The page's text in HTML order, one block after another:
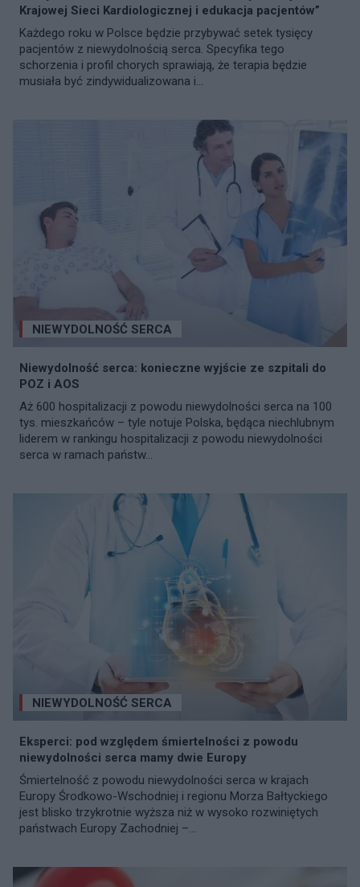
Krajowej Sieci Kardiologicznej i edukacja pacjentów”
Każdego roku w Polsce będzie przybywać setek tysięcy
pacjentów z niewydolnością serca. Specyfika tego
schorzenia i profil chorych sprawiają, że terapia będzie
musiała być zindywidualizowana i...
NIEWYDOLNOŚĆ SERCA
Niewydolność serca: konieczne wyjście ze szpitali do
POZ i AOS
Aż 600 hospitalizacji z powodu niewydolności serca na 100
tys. mieszkańców – tyle notuje Polska, będąca niechlubnym
liderem w rankingu hospitalizacji z powodu niewydolności
serca w ramach państw...
NIEWYDOLNOŚĆ SERCA
Eksperci: pod względem śmiertelności z powodu
niewydolności serca mamy dwie Europy
Śmiertelność z powodu niewydolności serca w krajach
Europy Środkowo-Wschodniej i regionu Morza Bałtyckiego
jest blisko trzykrotnie wyższa niż w wysoko rozwiniętych
państwach Europy Zachodniej –...